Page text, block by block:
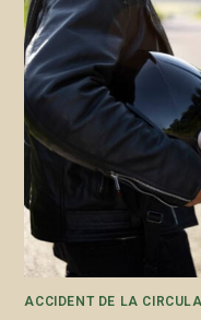
ACCIDENT DE LA